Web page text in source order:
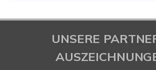
UNSERE